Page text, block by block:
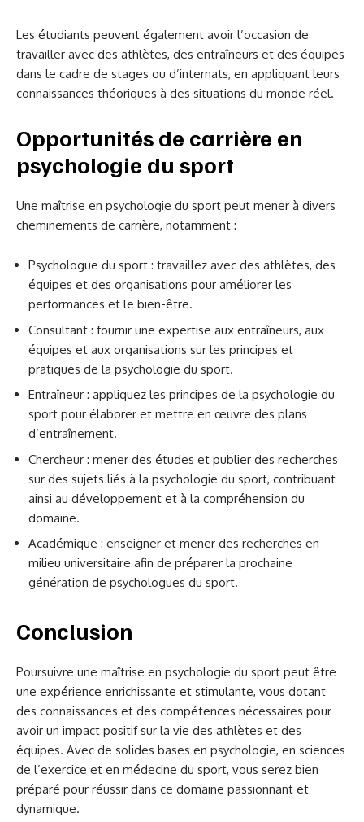
Les étudiants peuvent également avoir l’occasion de
travailler avec des athlètes, des entraîneurs et des équipes
dans le cadre de stages ou d’internats, en appliquant leurs
connaissances théoriques à des situations du monde réel.
Opportunités de carrière en
psychologie du sport
Une maîtrise en psychologie du sport peut mener à divers
cheminements de carrière, notamment :
Psychologue du sport : travaillez avec des athlètes, des
équipes et des organisations pour améliorer les
performances et le bien-être.
Consultant : fournir une expertise aux entraîneurs, aux
équipes et aux organisations sur les principes et
pratiques de la psychologie du sport.
Entraîneur : appliquez les principes de la psychologie du
sport pour élaborer et mettre en œuvre des plans
d’entraînement.
Chercheur : mener des études et publier des recherches
sur des sujets liés à la psychologie du sport, contribuant
ainsi au développement et à la compréhension du
domaine.
Académique : enseigner et mener des recherches en
milieu universitaire afin de préparer la prochaine
génération de psychologues du sport.
Conclusion
Poursuivre une maîtrise en psychologie du sport peut être
une expérience enrichissante et stimulante, vous dotant
des connaissances et des compétences nécessaires pour
avoir un impact positif sur la vie des athlètes et des
équipes. Avec de solides bases en psychologie, en sciences
de l’exercice et en médecine du sport, vous serez bien
préparé pour réussir dans ce domaine passionnant et
dynamique.